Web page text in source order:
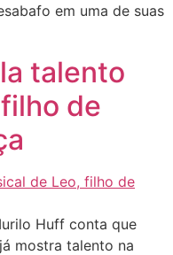
em uma de suas
talento
de
Huff conta que
mostra talento na